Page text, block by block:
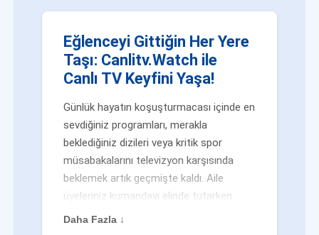
Eğlenceyi Gittiğin Her Yere
Taşı: Canlitv.Watch ile
Canlı TV Keyfini Yaşa!
Günlük hayatın koşuşturmacası içinde en
sevdiğiniz programları, merakla
beklediğiniz dizileri veya kritik spor
müsabakalarını televizyon karşısında
beklemek artık geçmişte kaldı. Aile
üyeleriniz kumandayı elinde tutarken
veya siz evden uzaktayken bile
Daha Fazla ↓